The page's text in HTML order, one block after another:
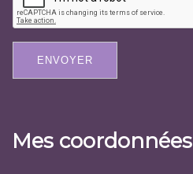
ENVOYER
Mes coordonnées